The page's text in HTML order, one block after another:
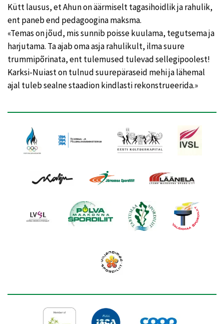
Kütt lausus, et Ahun on äärmiselt tagasihoidlik ja rahulik,
ent paneb end pedagoogina maksma.
«Temas on jõud, mis sunnib poisse kuulama, tegutsema ja
harjutama. Ta ajab oma asja rahulikult, ilma suure
trummipõrinata, ent tulemused tulevad sellegipoolest!
Karksi-Nuiast on tulnud suurepäraseid mehi ja lähemal
ajal tuleb sealne staadion kindlasti rekonstrueerida.»